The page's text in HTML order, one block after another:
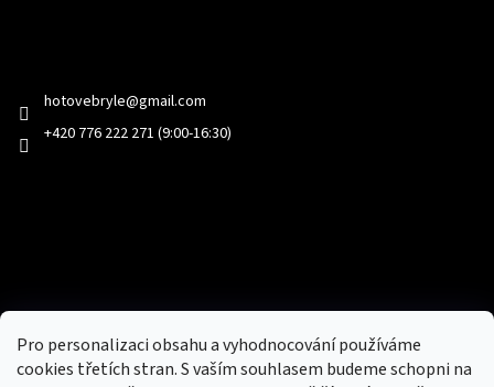
Pro personalizaci obsahu a vyhodnocování používáme
cookies třetích stran. S vaším souhlasem budeme schopni na
hotovebryle@gmail.com
+420 776 222 271 (9:00-16:30)